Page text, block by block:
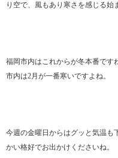
り空で、風もあり寒さを感じる始
福岡市内はこれからが冬本番です
市内は2月が一番寒いですよね。
今週の金曜日からはグッと気温
かい格好でお出かけくださいね。